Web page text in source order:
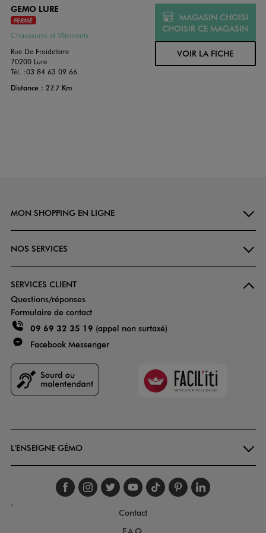
GEMO LURE
FERMÉ
Chaussures et Vêtements
Rue De Froideterre
70200 Lure
Tél. :03 84 63 09 66
Distance : 27.7 Km
MAGASIN CHOISI
CHOISIR CE MAGASIN
VOIR LA FICHE
MON SHOPPING EN LIGNE
NOS SERVICES
SERVICES CLIENT
Questions/réponses
Formulaire de contact
09 69 32 35 19 (appel non surtaxé)
Facebook Messenger
Faciliti
L'ENSEIGNE GÉMO
Suivez-nous sur
Suivez-nous sur
Suivez-nous sur
Suivez-nous
Suivez-nous
Suivez-
.
Contact